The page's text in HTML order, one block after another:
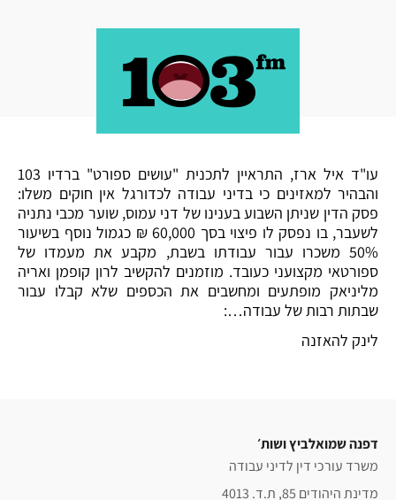
עו"ד איל ארז, התראיין לתכנית "עושים ספורט" ברדיו 103
והבהיר למאזינים כי בדיני עבודה לכדורגל אין חוקים משלו:
פסק הדין שניתן השבוע בענינו של דני עמוס, שוער מכבי נתניה
לשעבר, בו נפסק לו פיצוי בסך 60,000 ₪ כגמול נוסף בשיעור
50% משכרו עבור עבודתו בשבת, מקבע את מעמדו של
ספורטאי מקצועני כעובד. מוזמנים להקשיב לרון קופמן ואריה
מליניאק מופתעים ומחשבים את הכספים שלא קבלו עבור
שבתות רבות של עבודה…:
לינק להאזנה
דפנה שמואלביץ ושות׳
משרד עורכי דין לדיני עבודה
מדינת היהודים 85, ת.ד. 4013